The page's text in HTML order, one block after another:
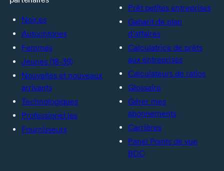
Noir.es
Autochtones
Femmes
Jeunes (18-39)
Nouvelles et nouveaux
arrivants
Technologiques
Professionel.les
Fournisseurs
Prêt petites entreprises
Gabarit de plan
d’affaires
Calculatrice de prêts
aux entreprises
Calculateurs de ratios
Glossaire
Gérer mes
abonnements
Carrières
Panel Points de vue
BDC